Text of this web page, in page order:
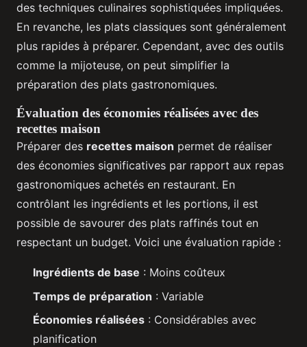
des techniques culinaires sophistiquées impliquées.
En revanche, les plats classiques sont généralement
plus rapides à préparer. Cependant, avec des outils
comme la mijoteuse, on peut simplifier la
préparation des plats gastronomiques.
Évaluation des économies réalisées avec des
recettes maison
Préparer des recettes maison permet de réaliser
des économies significatives par rapport aux repas
gastronomiques achetés en restaurant. En
contrôlant les ingrédients et les portions, il est
possible de savourer des plats raffinés tout en
respectant un budget. Voici une évaluation rapide :
Ingrédients de base : Moins coûteux
Temps de préparation : Variable
Économies réalisées : Considérables avec
planification